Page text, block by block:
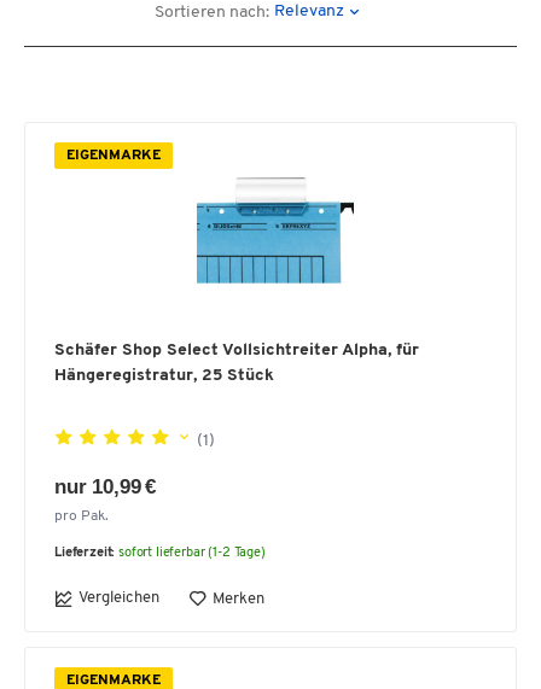
Sortieren nach: Relevanz
EIGENMARKE
Schäfer Shop Select Vollsichtreiter Alpha, für
Hängeregistratur, 25 Stück
(1)
nur 10,99 €
pro Pak.
Lieferzeit: sofort lieferbar (1-2 Tage)
Vergleichen Merken
EIGENMARKE